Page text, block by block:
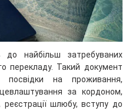
найбільш затребуваних
перекладу. Такий документ
посвідки на проживання,
за кордоном,
реєстрації шлюбу, вступу до